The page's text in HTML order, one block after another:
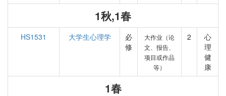
1秋,1春
HS1531 大学生心理学
必
修
大作业（论
文、报告、
项目或作品
等）
2
心
理
健
康
1春